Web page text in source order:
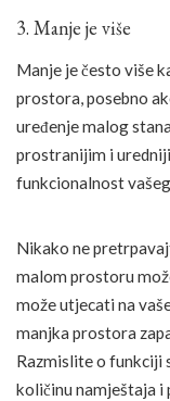
3. Manje je više
Manje je često više
prostora, posebno
uređenje malog
prostranijim i
funkcionalnost
Nikako ne
malom prostoru
može utjecati na
manjka prostora
Razmislite o funkciji
količinu namještaja i